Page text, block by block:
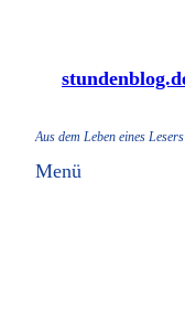
springen
Aus dem Leben eines Lesers
Menü